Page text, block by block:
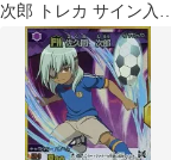
次郎 トレカ サイン入り